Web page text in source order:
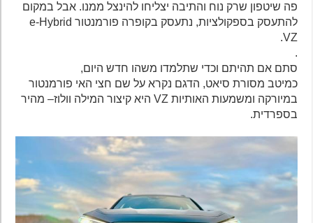
פה שיטפון שרק נוח והתיבה יצליחו להינצל ממנו. אבל במקום
להתעסק בספקולציות, נתעסק בקופרה פורמנטור e-Hybrid
VZ.
סתם אם תהיתם וכדי שתלמדו משהו חדש היום,
כמיטב מסורת סיאט, הדגם נקרא על שם חצי האי פורמנטור
במיורקה ומשמעות האותיות VZ היא קיצור המילה וולוז– מהיר
בספרדית.